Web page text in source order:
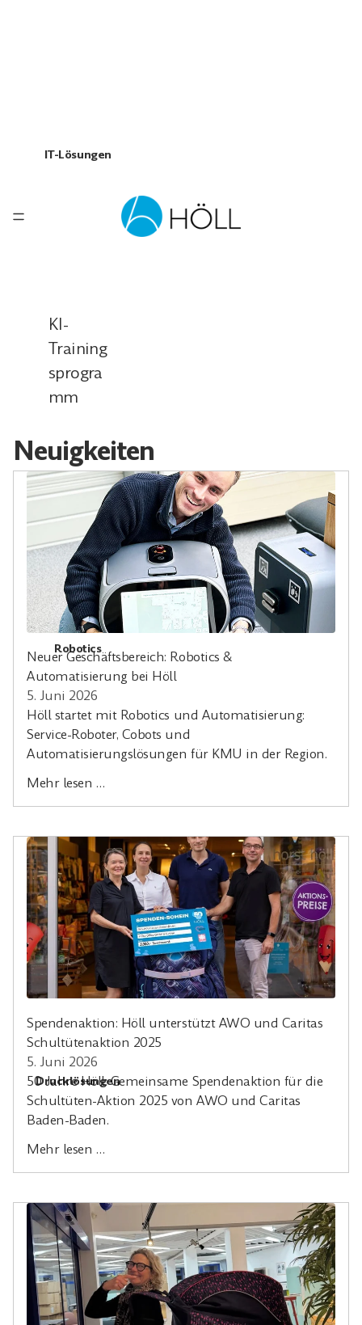
IT-Lösungen
KI-
Training
sprogra
mm
Robotics
Drucklösungen
Neuigkeiten
Neuer Geschäftsbereich: Robotics &
Automatisierung bei Höll
5. Juni 2026
Höll startet mit Robotics und Automatisierung:
Service-Roboter, Cobots und
Automatisierungslösungen für KMU in der Region.
Mehr lesen …
Spendenaktion: Höll unterstützt AWO und Caritas
Schultütenaktion 2025
5. Juni 2026
50 Jahre Höll: Gemeinsame Spendenaktion für die
Schultüten-Aktion 2025 von AWO und Caritas
Baden-Baden.
Mehr lesen …